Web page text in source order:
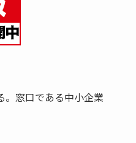
。窓口である中小企業